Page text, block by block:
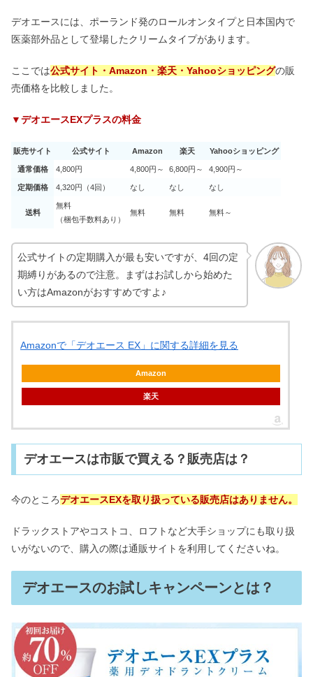
デオエースには、ポーランド発のロールオンタイプと日本国内で
医薬部外品として登場したクリームタイプがあります。
ここでは公式サイト・Amazon・楽天・Yahooショッピングの販
売価格を比較しました。
▼デオエースEXプラスの料金
販売サイト 公式サイト Amazon 楽天 Yahooショッピング
通常価格 4,800円 4,800円～ 6,800円～ 4,900円～
定期価格 4,320円（4回） なし なし なし
送料
無料
（梱包手数料あり）
無料 無料 無料～
公式サイトの定期購入が最も安いですが、4回の定
期縛りがあるので注意。まずはお試しから始めた
い方はAmazonがおすすめですよ♪
Amazonで「デオエース EX」に関する詳細を見る
Amazon
楽天
デオエースは市販で買える？販売店は？
今のところデオエースEXを取り扱っている販売店はありません。
ドラックストアやコストコ、ロフトなど大手ショップにも取り扱
いがないので、購入の際は通販サイトを利用してくださいね。
デオエースのお試しキャンペーンとは？